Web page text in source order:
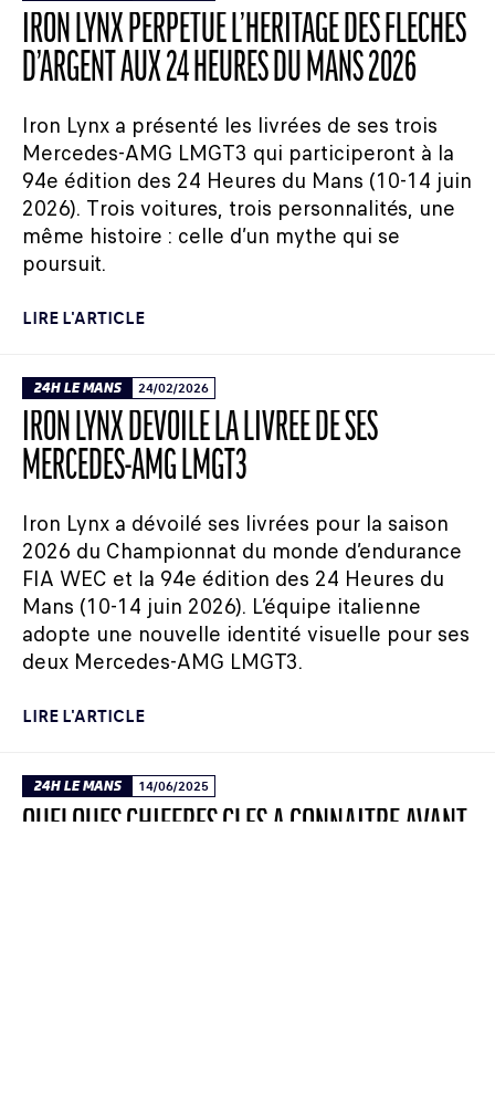
IRON LYNX PERPÉTUE L’HÉRITAGE DES FLÈCHES
D’ARGENT AUX 24 HEURES DU MANS 2026
Iron Lynx a présenté les livrées de ses trois
Mercedes-AMG LMGT3 qui participeront à la
94e édition des 24 Heures du Mans (10-14 juin
2026). Trois voitures, trois personnalités, une
même histoire : celle d’un mythe qui se
poursuit.
LIRE L'ARTICLE
24H LE MANS 24/02/2026
IRON LYNX DÉVOILE LA LIVRÉE DE SES
MERCEDES-AMG LMGT3
Iron Lynx a dévoilé ses livrées pour la saison
2026 du Championnat du monde d’endurance
FIA WEC et la 94e édition des 24 Heures du
Mans (10-14 juin 2026). L’équipe italienne
adopte une nouvelle identité visuelle pour ses
deux Mercedes-AMG LMGT3.
LIRE L'ARTICLE
24H LE MANS 14/06/2025
QUELQUES CHIFFRES CLÉS À CONNAÎTRE AVANT